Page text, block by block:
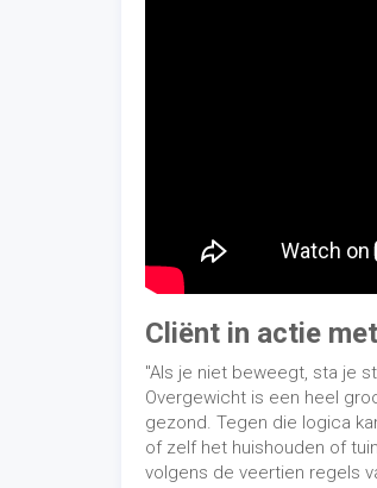
Cliënt in actie
"Als je niet beweegt, sta je
Overgewicht is een heel
gezond. Tegen die logica
of zelf het huishouden of
volgens de veertien regels